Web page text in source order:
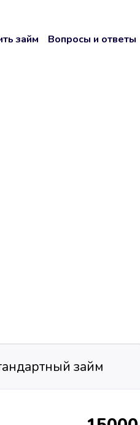
займ Вопросы и ответы
займ